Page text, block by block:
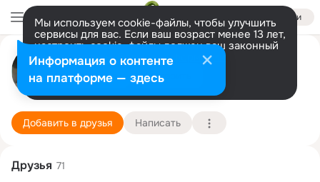
Войти
Мы используем cookie-файлы, чтобы улучшить
сервисы для вас. Если ваш возраст менее 13 лет,
настроить cookie-файлы должен ваш законный
представитель. Больше информации
Разрешить все Настроить
Олег Бойко
Москва 12 октября (58 лет)
Подробнее
Добавить в друзья Написать
Друзья 71
Информация о контенте
на платформе — здесь